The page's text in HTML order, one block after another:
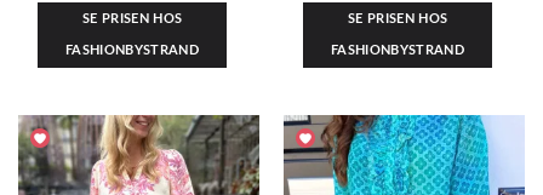
SE PRISEN HOS
FASHIONBYSTRAND
SE PRISEN HOS
FASHIONBYSTRAND